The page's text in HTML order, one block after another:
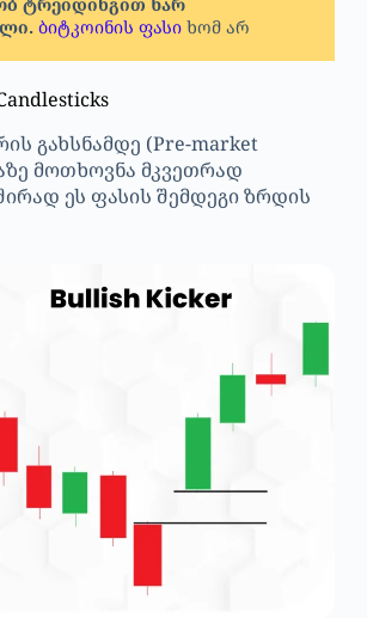
ბიტკოინის ფასიხომ არ
გახსნამდე (Pre-market
მოთხოვნა მკვეთრად
ეს ფასის შემდეგი ზრდის